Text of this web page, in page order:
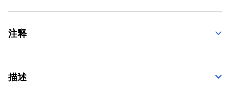
注释
描述